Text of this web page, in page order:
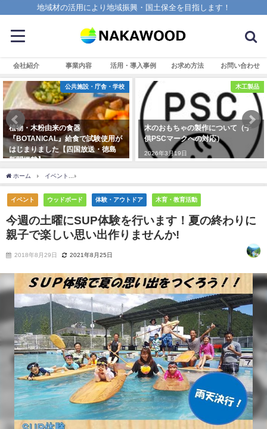
地域材の活用により地域振興・国土保全を目指します！
会社紹介 事業内容 活用・導入事例 お求め方法 お問い合わせ
公共施設・庁舎・学校
植物・木粉由来の食器
『BOTANICAL』給食で試験使用が
はじまりました【四国放送・徳島
新聞掲載】
2023年11月9日
木工製品
木のおもちゃの製作について（子
供PSCマークへの対応）
2026年3月19日
ホーム イベント
イベント ウッドボード 体験・アウトドア 木育・教育活動
今週の土曜にSUP体験を行います！夏の終わりに
親子で楽しい思い出作りませんか!
2018年8月29日 2021年8月25日